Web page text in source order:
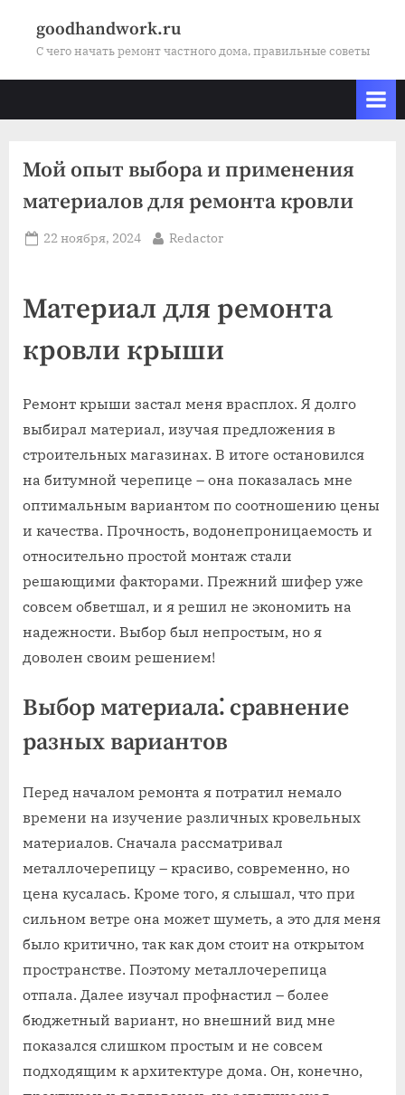
goodhandwork.ru
С чего начать ремонт частного дома, правильные советы
Мой опыт выбора и применения
материалов для ремонта кровли
Posted
22 ноября, 2024 By
Redactor
Материал для ремонта
кровли крыши
Ремонт крыши застал меня врасплох. Я долго
выбирал материал, изучая предложения в
строительных магазинах. В итоге остановился
на битумной черепице – она показалась мне
оптимальным вариантом по соотношению цены
и качества. Прочность, водонепроницаемость и
относительно простой монтаж стали
решающими факторами. Прежний шифер уже
совсем обветшал, и я решил не экономить на
надежности. Выбор был непростым, но я
доволен своим решением!
Выбор материала⁚ сравнение
разных вариантов
Перед началом ремонта я потратил немало
времени на изучение различных кровельных
материалов. Сначала рассматривал
металлочерепицу – красиво, современно, но
цена кусалась. Кроме того, я слышал, что при
сильном ветре она может шуметь, а это для меня
было критично, так как дом стоит на открытом
пространстве. Поэтому металлочерепица
отпала. Далее изучал профнастил – более
бюджетный вариант, но внешний вид мне
показался слишком простым и не совсем
подходящим к архитектуре дома. Он, конечно,